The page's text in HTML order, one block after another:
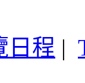
日程 |